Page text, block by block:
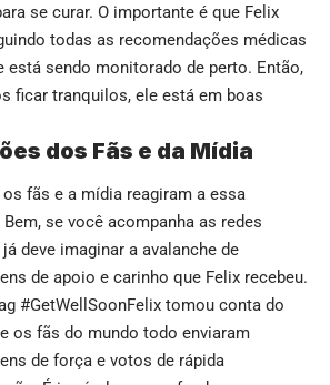
se curar. O importante é que Felix
todas as recomendações médicas
está sendo monitorado de perto. Então,
ficar tranquilos, ele está em boas
dos Fãs e da Mídia
fãs e a mídia reagiram a essa
se você acompanha as redes
deve imaginar a avalanche de
de apoio e carinho que Felix recebeu.
#GetWellSoonFelix tomou conta do
os fãs do mundo todo enviaram
de força e votos de rápida